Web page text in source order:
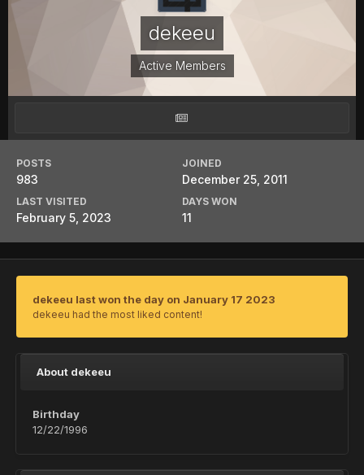
dekeeu
Active Members
POSTS
983
JOINED
December 25, 2011
LAST VISITED
February 5, 2023
DAYS WON
11
dekeeu last won the day on January 17 2023
dekeeu had the most liked content!
About dekeeu
Birthday
12/22/1996